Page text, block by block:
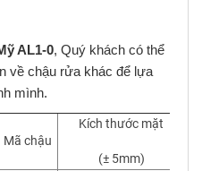
AL1-0, Quý khách có thể
về chậu rửa khác để lựa
mình.
Mã chậu
Kích thước mặt
(± 5mm)